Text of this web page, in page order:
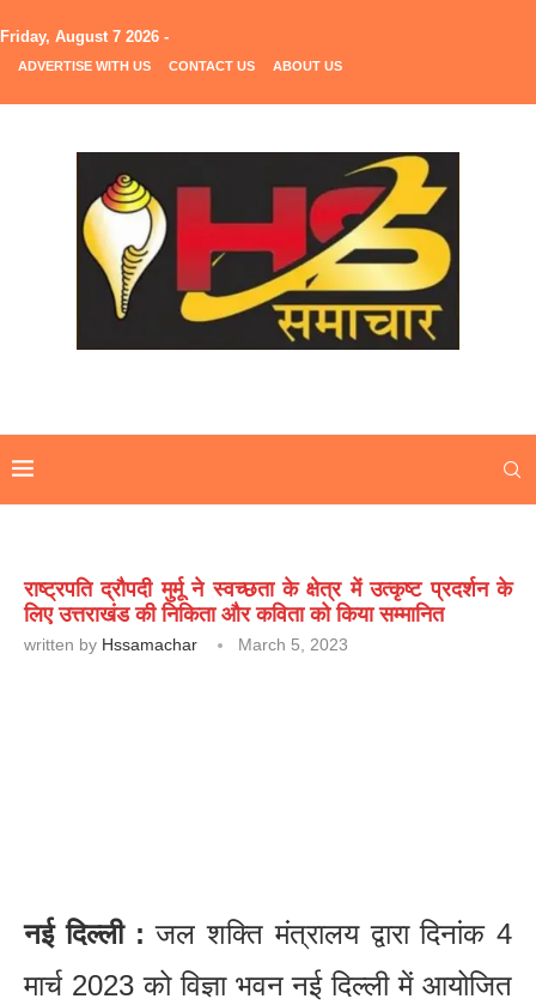
Friday, August 7 2026 -
ADVERTISE WITH US CONTACT US ABOUT US
राष्ट्रपति द्रौपदी मुर्मू ने स्वच्छता के क्षेत्र में उत्कृष्ट प्रदर्शन के
लिए उत्तराखंड की निकिता और कविता को किया सम्मानित
written by Hssamachar March 5, 2023
नई दिल्ली : जल शक्ति मंत्रालय द्वारा दिनांक 4
मार्च 2023 को विज्ञा भवन नई दिल्ली में आयोजित